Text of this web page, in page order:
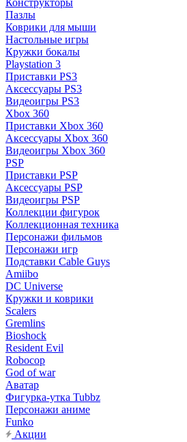
Конструкторы
Пазлы
Коврики для мыши
Настольные игры
Кружки бокалы
Playstation 3
Приставки PS3
Аксессуары PS3
Видеоигры PS3
Xbox 360
Приставки Xbox 360
Аксессуары Xbox 360
Видеоигры Xbox 360
PSP
Приставки PSP
Аксессуары PSP
Видеоигры PSP
Коллекции фигурок
Коллекционная техника
Персонажи фильмов
Персонажи игр
Подставки Cable Guys
Amiibo
DC Universe
Кружки и коврики
Scalers
Gremlins
Bioshock
Resident Evil
Robocop
God of war
Аватар
Фигурка-утка Tubbz
Персонажи аниме
Funko
Акции